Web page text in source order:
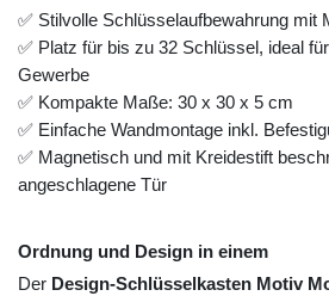
✅ Stilvolle Schlüsselaufbewahrung mit
✅ Platz für bis zu 32 Schlüssel, ideal
Gewerbe
✅ Kompakte Maße: 30 x 30 x 5 cm
✅ Einfache Wandmontage inkl.
✅ Magnetisch und mit Kreidestift
angeschlagene Tür
Ordnung und Design in einem
Der Design-Schlüsselkasten Motiv